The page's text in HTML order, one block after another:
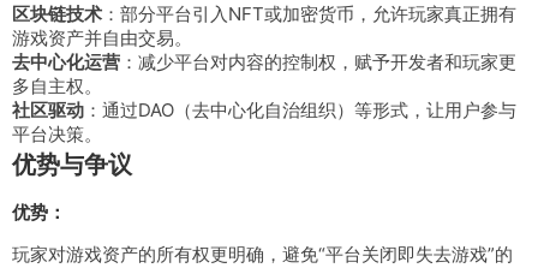
区块链技术 ：部分平台引入NFT或加密货币，允许玩家真正拥有
游戏资产并自由交易。
去中心化运营 ：减少平台对内容的控制权，赋予开发者和玩家更
多自主权。
社区驱动 ：通过DAO（去中心化自治组织）等形式，让用户参与
平台决策。
优势与争议
优势：
玩家对游戏资产的所有权更明确，避免“平台关闭即失去游戏”的